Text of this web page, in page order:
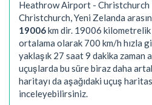
Heathrow Airport -
Christchurch, Yeni Zelanda
19006km dir. 19006
ortalama olarak 700 km/h hızla
yaklaşık 27 saat 9 dakika zaman
uçuşlarda bu süre biraz daha
haritayı da aşağıdaki uçuş
inceleyebilirsiniz.